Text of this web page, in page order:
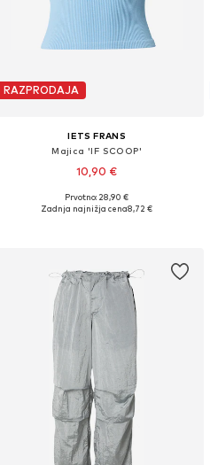
RAZPRODAJA
IETS FRANS
Majica 'IF SCOOP'
10,90 €
Razpoložljive velikosti: M, L
Prvotno: 28,90 €
Zadnja najnižja cena8,72 €